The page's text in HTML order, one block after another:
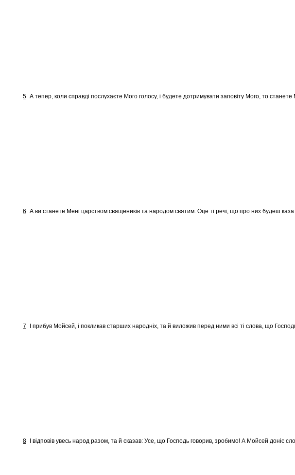
5 А тепер, коли справді послухаєте Мого голосу, і будете дотримувати заповіту Мого, то
6 А ви станете Мені царством священиків та народом святим. Оце ті речі, що про них будеш
7 І прибув Мойсей, і покликав старших народніх, та й виложив перед ними всі ті слова, що
8 І відповів увесь народ разом, та й сказав: Усе, що Господь говорив, зробимо! А Мойсей доніс